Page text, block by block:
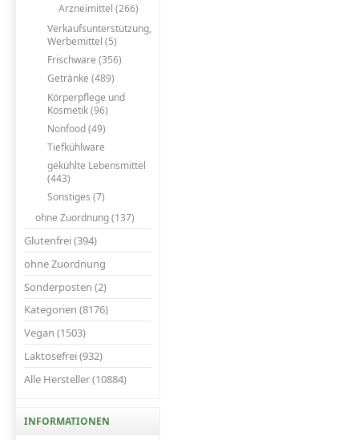
Arzneimittel (266)
Verkaufsunterstützung,
Werbemittel (5)
Frischware (356)
Getränke (489)
Körperpflege und
Kosmetik (96)
Nonfood (49)
Tiefkühlware
gekühlte Lebensmittel
(443)
Sonstiges (7)
ohne Zuordnung (137)
Glutenfrei (394)
ohne Zuordnung
Sonderposten (2)
Kategorien (8176)
Vegan (1503)
Laktosefrei (932)
Alle Hersteller (10884)
INFORMATIONEN